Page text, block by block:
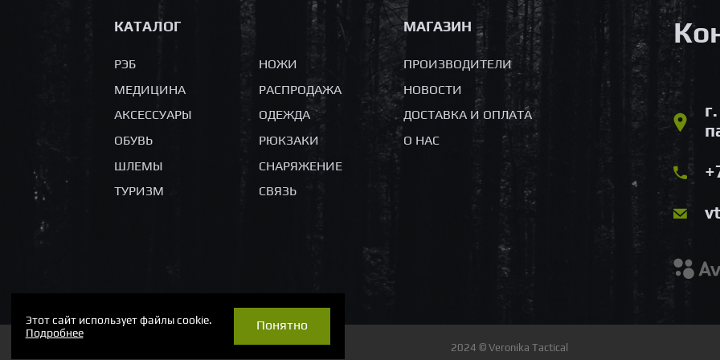
КАТАЛОГ
РЭБ
НОЖИ
МЕДИЦИНА
РАСПРОДАЖА
АКСЕССУАРЫ
ОДЕЖДА
ОБУВЬ
РЮКЗАКИ
ШЛЕМЫ
СНАРЯЖЕНИЕ
ТУРИЗМ
СВЯЗЬ
МАГАЗИН
ПРОИЗВОДИТЕЛИ
НОВОСТИ
ДОСТАВКА И ОПЛАТА
О НАС
Пользовательское соглашение 2024 © Veronika Tactical
Этот сайт использует файлы cookie.
Подробнее
Понятно